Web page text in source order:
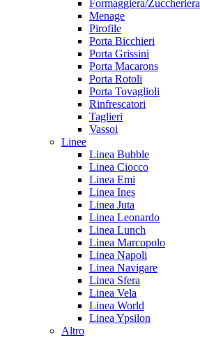
Formaggiera/Zuccheriera
Menage
Pirofile
Porta Bicchieri
Porta Grissini
Porta Macarons
Porta Rotoli
Porta Tovaglioli
Rinfrescatori
Taglieri
Vassoi
Linee
Linea Bubble
Linea Ciocco
Linea Emi
Linea Ines
Linea Juta
Linea Leonardo
Linea Lunch
Linea Marcopolo
Linea Napoli
Linea Navigare
Linea Sfera
Linea Vela
Linea World
Linea Ypsilon
Altro